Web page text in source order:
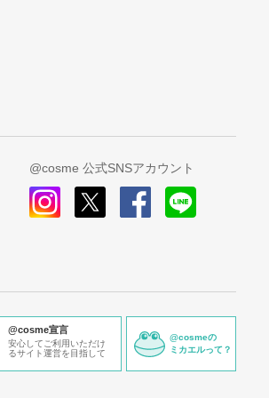
@cosme 公式SNSアカウント
@cosme宣言
安心してご利用いただけ
るサイト運営を目指して
@cosmeの
ミカエルって？